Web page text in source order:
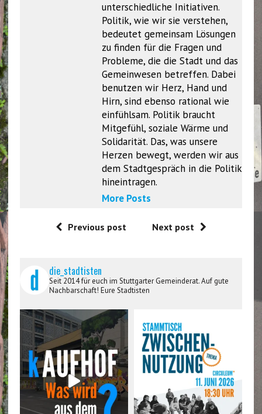
unterschiedliche Initiativen.
Politik, wie wir sie verstehen,
bedeutet gemeinsam Lösungen
zu finden für die Fragen und
Probleme, die die Stadt und das
Gemeinwesen betreffen. Dabei
benutzen wir Herz, Hand und
Hirn, sind ebenso rational wie
einfühlsam. Politik braucht
Mitgefühl, soziale Wärme und
Solidarität. Das, was unsere
Herzen bewegt, werden wir aus
dem Stadtgespräch in die Politik
hineintragen.
More Posts
Previous post Next post
die_stadtisten
Seit 2014 für euch im Stuttgarter Gemeinderat. Auf gute
Nachbarschaft! Eure Stadtisten